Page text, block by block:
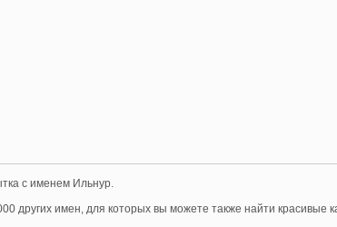
с именем Ильнур.
других имен, для которых вы можете также найти красивые